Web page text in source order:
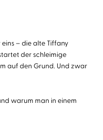
– die alte Tiffany
der schleimige
auf den Grund. Und zwar
warum man in einem